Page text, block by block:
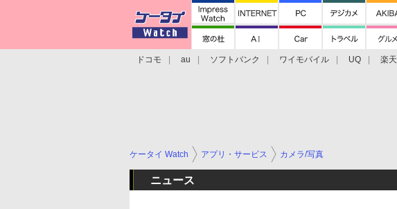
ドコモ au ソフトバンク ワイモバイル UQ 楽天
ケータイ Watch アプリ・サービス カメラ/写真
ニュース